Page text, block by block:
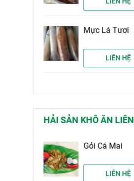
Mực Lá Tươi
LIÊN HỆ
HẢI SẢN KHÔ ĂN LIÊN
Gỏi Cá Mai
LIÊN HỆ